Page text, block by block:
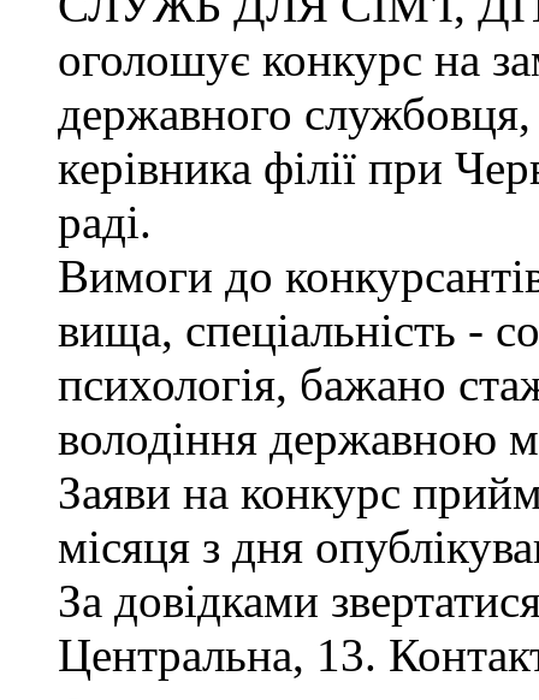
оголошує конкурс на
державного службовця,
керівника філії при
раді.
Вимоги до
вища, спеціальність -
психологія, бажано
володіння державною
Заяви на конкурс
місяця з дня
За довідками
Центральна, 13.